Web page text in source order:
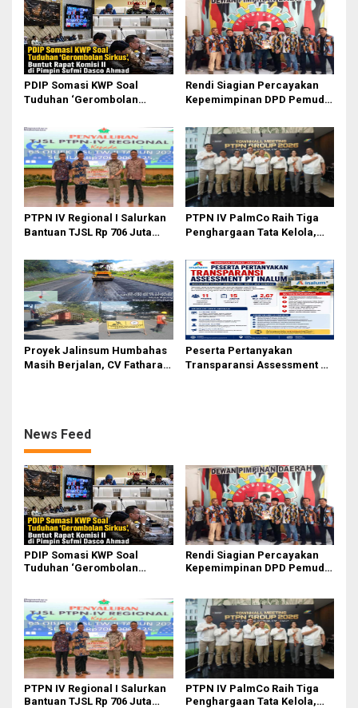
PDIP Somasi KWP Soal
Tuduhan ‘Gerombolan
II Dipimpin Sufmi Dasco
Ahmad
Rendi Siagian Percayakan
Kepemimpinan DPD Pemuda
kepada Josef Sembiring
PTPN IV Regional I Salurkan
Bantuan TJSL Rp 706 Juta
Berkelanjutan
PTPN IV PalmCo Raih Tiga
Penghargaan Tata Kelola,
dan Efisiensi
Proyek Jalinsum Humbahas
Masih Berjalan, CV Fathara
Peserta Pertanyakan
Transparansi Assessment PT
News Feed
PDIP Somasi KWP Soal
Tuduhan ‘Gerombolan
Ahmad
Rendi Siagian Percayakan
Kepemimpinan DPD Pemuda
PTPN IV Regional I Salurkan
Bantuan TJSL Rp 706 Juta
PTPN IV PalmCo Raih Tiga
Penghargaan Tata Kelola,